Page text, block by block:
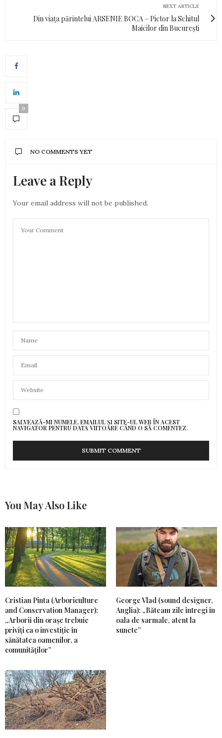
NEXT ARTICLE
Din viața părintelui ARSENIE BOCA – Pictor la Schitul
Maicilor din București
0
NO COMMENTS YET
Leave a Reply
Your email address will not be published.
SALVEAZĂ-MI NUMELE, EMAILUL ȘI SITE-UL WEB ÎN ACEST
NAVIGATOR PENTRU DATA VIITOARE CÂND O SĂ COMENTEZ.
You May Also Like
Cristian Pinta (Arboriculture
and Conservation Manager):
„Arborii din orașe trebuie
priviți ca o investiție în
sănătatea oamenilor, a
comunităților”
George Vlad (sound designer,
Anglia): „Băteam zile întregi în
oala de sarmale, atent la
sunete”